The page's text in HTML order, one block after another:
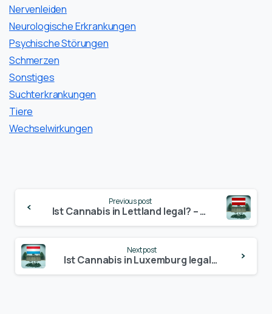
Nervenleiden
Neurologische Erkrankungen
Psychische Störungen
Schmerzen
Sonstiges
Suchterkrankungen
Tiere
Wechselwirkungen
Reading
Previous post
Ist Cannabis in Lettland legal? – Update 2024
Next post
Ist Cannabis in Luxemburg legal? – Update 2024